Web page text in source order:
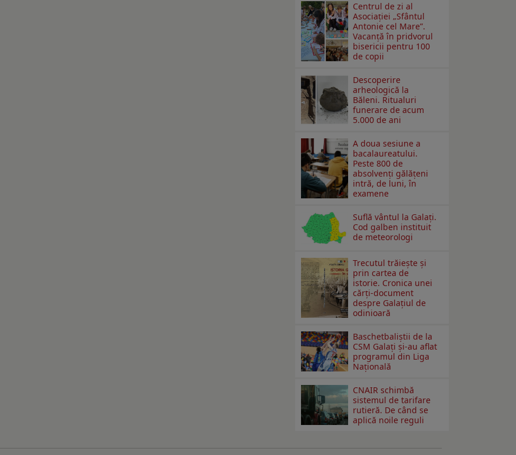
Centrul de zi al
Asociației „Sfântul
Antonie cel Mare”.
Vacanță în pridvorul
bisericii pentru 100
de copii
Descoperire
arheologică la
Băleni. Ritualuri
funerare de acum
5.000 de ani
A doua sesiune a
bacalaureatului.
Peste 800 de
absolvenţi gălăţeni
intră, de luni, în
examene
Suflă vântul la Galaţi.
Cod galben instituit
de meteorologi
Trecutul trăiește și
prin cartea de
istorie. Cronica unei
cărți-document
despre Galațiul de
odinioară
Baschetbaliștii de la
CSM Galați și-au aflat
programul din Liga
Națională
CNAIR schimbă
sistemul de tarifare
rutieră. De când se
aplică noile reguli